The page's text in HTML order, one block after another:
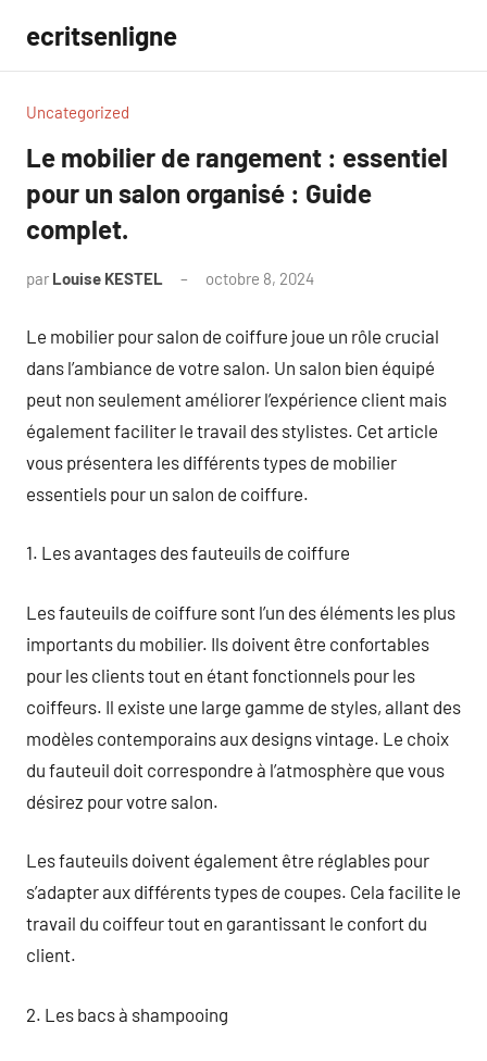
contenu
ecritsenligne
Uncategorized
Le mobilier de rangement : essentiel
pour un salon organisé : Guide
complet.
par Louise KESTEL octobre 8, 2024
Le mobilier pour salon de coiffure joue un rôle crucial
dans l’ambiance de votre salon. Un salon bien équipé
peut non seulement améliorer l’expérience client mais
également faciliter le travail des stylistes. Cet article
vous présentera les différents types de mobilier
essentiels pour un salon de coiffure.
1. Les avantages des fauteuils de coiffure
Les fauteuils de coiffure sont l’un des éléments les plus
importants du mobilier. Ils doivent être confortables
pour les clients tout en étant fonctionnels pour les
coiffeurs. Il existe une large gamme de styles, allant des
modèles contemporains aux designs vintage. Le choix
du fauteuil doit correspondre à l’atmosphère que vous
désirez pour votre salon.
Les fauteuils doivent également être réglables pour
s’adapter aux différents types de coupes. Cela facilite le
travail du coiffeur tout en garantissant le confort du
client.
2. Les bacs à shampooing